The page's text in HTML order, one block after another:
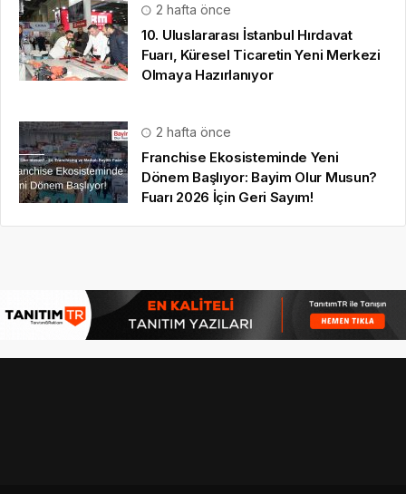
2 hafta önce
10. Uluslararası İstanbul Hırdavat
Fuarı, Küresel Ticaretin Yeni Merkezi
Olmaya Hazırlanıyor
2 hafta önce
Franchise Ekosisteminde Yeni
Dönem Başlıyor: Bayim Olur Musun?
Fuarı 2026 İçin Geri Sayım!